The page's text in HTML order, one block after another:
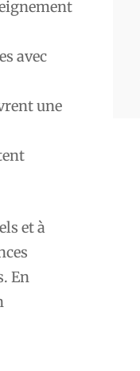
avec
une
et à
En